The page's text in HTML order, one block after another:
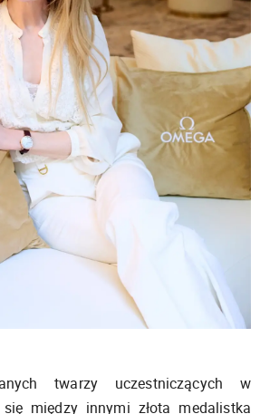
twarzy uczestniczących w
między innymi złota medalistka